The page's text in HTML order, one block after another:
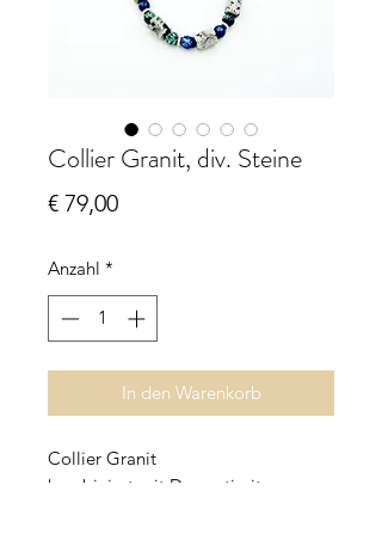
Collier Granit, div. Steine
€ 79,00Preis
Anzahl *
In den Warenkorb
Collier Granit
kombiniert mit Dumortierit